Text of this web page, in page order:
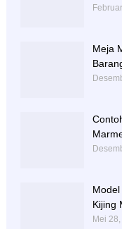
Meja
Kijing
Mei